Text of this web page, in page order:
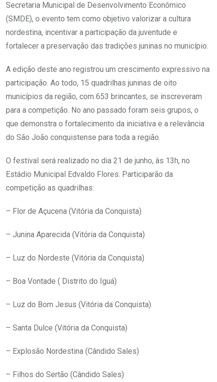
Secretaria Municipal de Desenvolvimento Econômico
(SMDE), o evento tem como objetivo valorizar a cultura
nordestina, incentivar a participação da juventude e
fortalecer a preservação das tradições juninas no município.
A edição deste ano registrou um crescimento expressivo na
participação. Ao todo, 15 quadrilhas juninas de oito
municípios da região, com 653 brincantes, se inscreveram
para a competição. No ano passado foram seis grupos, o
que demonstra o fortalecimento da iniciativa e a relevância
do São João conquistense para toda a região.
O festival será realizado no dia 21 de junho, às 13h, no
Estádio Municipal Edvaldo Flores. Participarão da
competição as quadrilhas:
– Flor de Açucena (Vitória da Conquista)
– Junina Aparecida (Vitória da Conquista)
– Luz do Nordeste (Vitória da Conquista)
– Boa Vontade ( Distrito do Iguá)
– Luz do Bom Jesus (Vitória da Conquista)
– Santa Dulce (Vitória da Conquista)
– Explosão Nordestina (Cândido Sales)
– Filhos do Sertão (Cândido Sales)